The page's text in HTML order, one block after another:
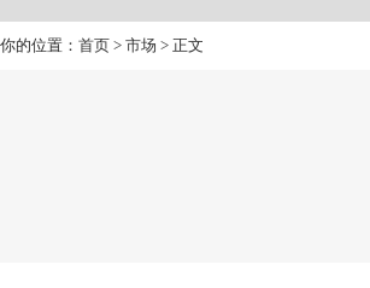
你的位置： 首页 > 市场 > 正文